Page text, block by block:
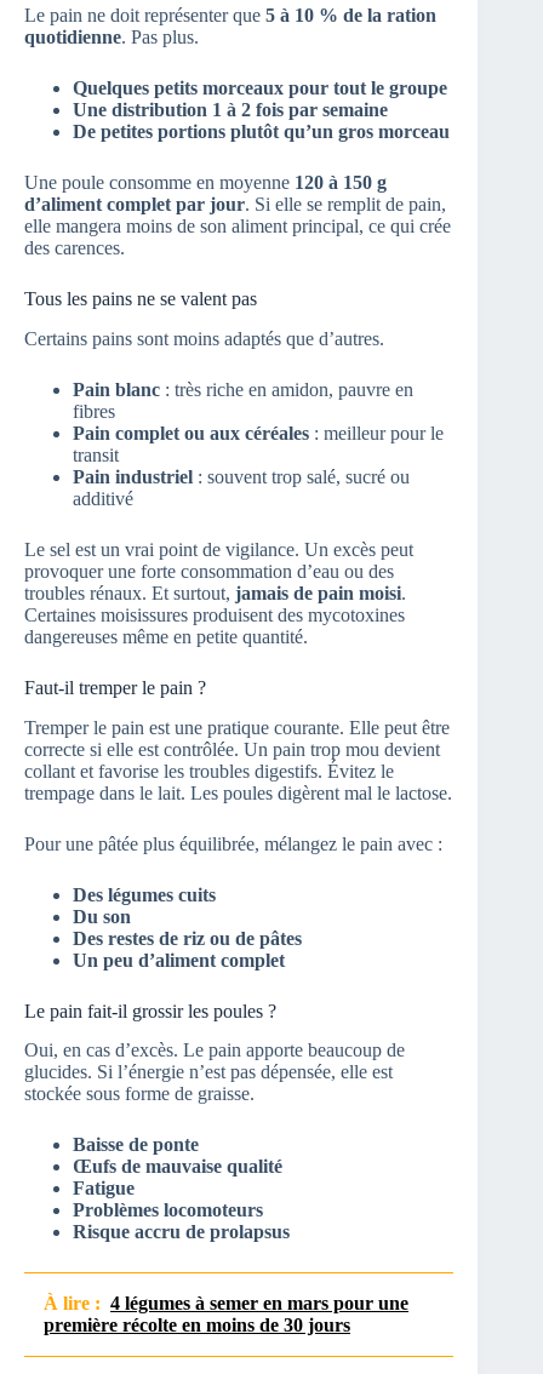
Le pain ne doit représenter que 5 à 10 % de la ration
quotidienne. Pas plus.
Quelques petits morceaux pour tout le groupe
Une distribution 1 à 2 fois par semaine
De petites portions plutôt qu’un gros morceau
Une poule consomme en moyenne 120 à 150 g
d’aliment complet par jour. Si elle se remplit de pain,
elle mangera moins de son aliment principal, ce qui crée
des carences.
Tous les pains ne se valent pas
Certains pains sont moins adaptés que d’autres.
Pain blanc : très riche en amidon, pauvre en
fibres
Pain complet ou aux céréales : meilleur pour le
transit
Pain industriel : souvent trop salé, sucré ou
additivé
Le sel est un vrai point de vigilance. Un excès peut
provoquer une forte consommation d’eau ou des
troubles rénaux. Et surtout, jamais de pain moisi.
Certaines moisissures produisent des mycotoxines
dangereuses même en petite quantité.
Faut-il tremper le pain ?
Tremper le pain est une pratique courante. Elle peut être
correcte si elle est contrôlée. Un pain trop mou devient
collant et favorise les troubles digestifs. Évitez le
trempage dans le lait. Les poules digèrent mal le lactose.
Pour une pâtée plus équilibrée, mélangez le pain avec :
Des légumes cuits
Du son
Des restes de riz ou de pâtes
Un peu d’aliment complet
Le pain fait-il grossir les poules ?
Oui, en cas d’excès. Le pain apporte beaucoup de
glucides. Si l’énergie n’est pas dépensée, elle est
stockée sous forme de graisse.
Baisse de ponte
Œufs de mauvaise qualité
Fatigue
Problèmes locomoteurs
Risque accru de prolapsus
À lire : 4 légumes à semer en mars pour une
première récolte en moins de 30 jours